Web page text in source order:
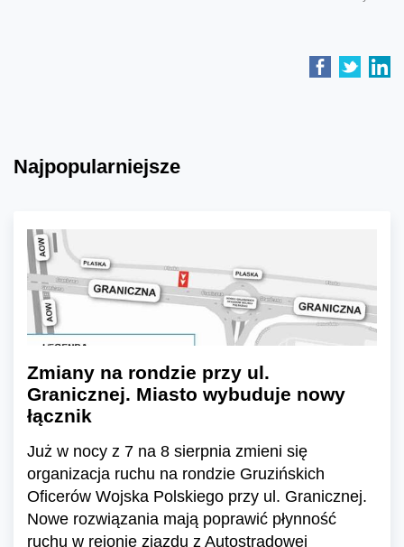
Najpopularniejsze
Zmiany na rondzie przy ul.
Granicznej. Miasto wybuduje nowy
łącznik
Już w nocy z 7 na 8 sierpnia zmieni się
organizacja ruchu na rondzie Gruzińskich
Oficerów Wojska Polskiego przy ul. Granicznej.
Nowe rozwiązania mają poprawić płynność
ruchu w rejonie zjazdu z Autostradowej